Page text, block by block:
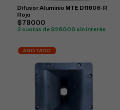
Difusor Aluminio MTE Df1606-R
Rojo
$78000
3 cuotas de $26000 sin interés
AGOTADO